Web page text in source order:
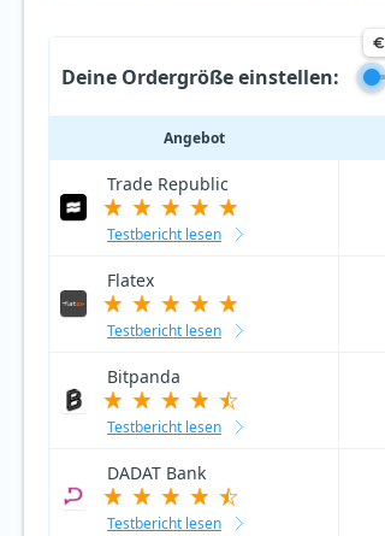
Deine Ordergröße einstellen:
€
Angebot
Trade Republic
Testbericht lesen
Flatex
Testbericht lesen
Bitpanda
Testbericht lesen
DADAT Bank
Testbericht lesen